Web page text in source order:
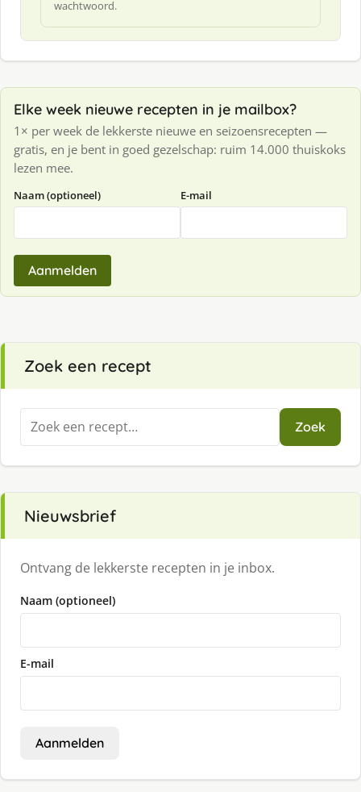
wachtwoord.
Elke week nieuwe recepten in je mailbox?
1× per week de lekkerste nieuwe en seizoensrecepten —
gratis, en je bent in goed gezelschap: ruim 14.000 thuiskoks
lezen mee.
Naam (optioneel) E-mail
Aanmelden
Zoek een recept
Zoeken
naar:
Zoek
Nieuwsbrief
Ontvang de lekkerste recepten in je inbox.
Naam (optioneel)
E-mail
Aanmelden